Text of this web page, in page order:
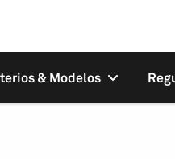
& Modelos